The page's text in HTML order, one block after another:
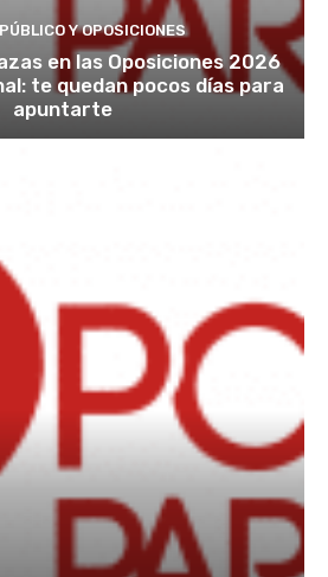
Y OPOSICIONES
en las Oposiciones 2026
te quedan pocos días para
apuntarte